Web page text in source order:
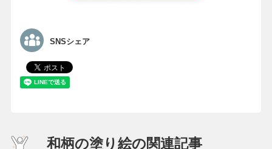
SNSシェア
和柄の塗り絵の関連記事